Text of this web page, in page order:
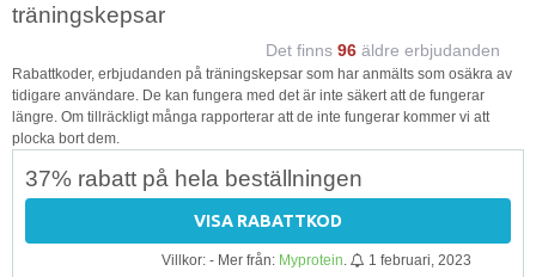
träningskepsar
Det finns 96 äldre erbjudanden
Rabattkoder, erbjudanden på träningskepsar som har anmälts som osäkra av
tidigare användare. De kan fungera med det är inte säkert att de fungerar
längre. Om tillräckligt många rapporterar att de inte fungerar kommer vi att
plocka bort dem.
37% rabatt på hela beställningen
VISA RABATTKOD
Villkor: - Mer från: Myprotein 1 februari, 2023